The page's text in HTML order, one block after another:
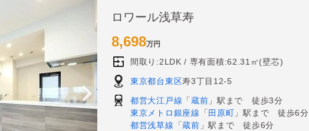
ロワール浅草寿
8,698万円
間取り:2LDK 専有面積:62.31㎡(壁芯)
東京都台東区寿3丁目12-5
都営大江戸線 「 蔵前 」駅まで 徒歩3分
東京メトロ銀座線
「 田原町 」駅まで 徒歩6分
都営浅草線 「蔵前 」駅まで 徒歩6分